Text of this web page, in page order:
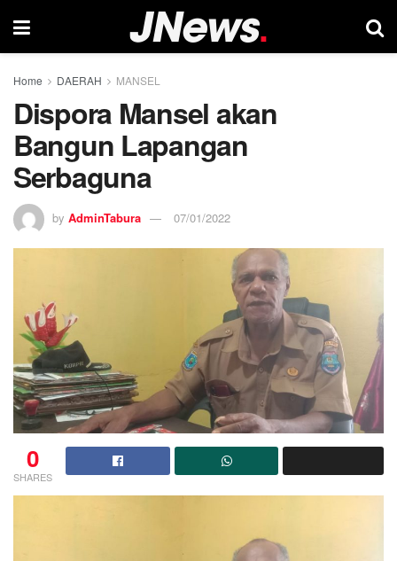
Home DAERAH MANSEL
Dispora Mansel akan
Bangun Lapangan
Serbaguna
by AdminTabura 07/01/2022
0
SHARES